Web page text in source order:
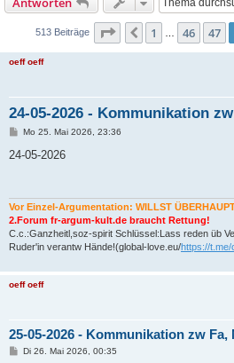
513 Beiträge Seite 48 von52
Vorherige
1 46 47
oeff oeff
24-05-2026 - Kommunikation
B
i
Mo 25. Mai 2026, 23:36
24-05-2026
Vor Einzel-Argumentation: WILLST
2.Forum fr-argum-kult.de braucht Rettung!
C.c.:Ganzheitl,soz-spirit Schlüssel:Lass reden üb
Ruder'in verantw Hände!(global-love.eu/https://t.me/
oeff oeff
25-05-2026 - Kommunikation zw Fa,
BDi 26. Mai 2026, 00:35